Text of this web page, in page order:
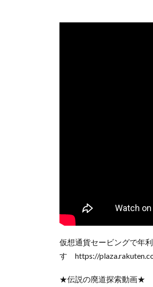
仮想通貨セービングで年
す https://
★伝説の廃道探索動画★